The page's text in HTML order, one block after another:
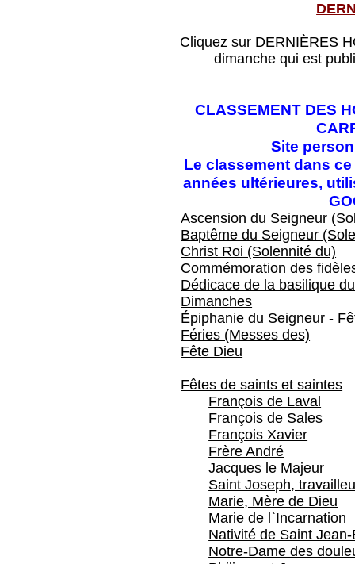
Cliquez sur DERNIÈRES
dimanche qui est
CLASSEMENT DES
Site
Le classement dans
années ultérieures,
Ascension du Seigneur
Baptême du Seigneur
Christ Roi (Solennité du)
Commémoration des
Dédicace de la basilique
Dimanches
Épiphanie du Seigneur -
Féries (Messes des)
Fête Dieu
Fêtes de saints et saintes
François de Laval
François de Sales
François Xavier
Frère André
Jacques le Majeur
Saint Joseph,
Marie, Mère de Dieu
Marie de l`Incarnation
Nativité de Saint
Notre-Dame des